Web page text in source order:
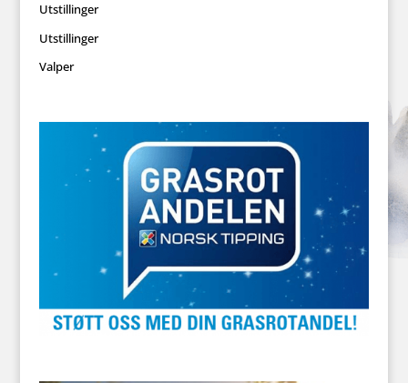
Utstillinger
Utstillinger
Valper